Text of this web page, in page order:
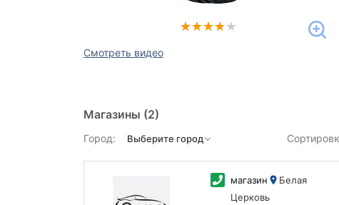
Смотреть видео
Магазины (2)
Город:
магазин
Белая
Церковь